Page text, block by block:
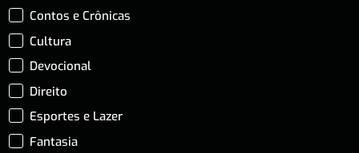
Contos e Crônicas
Cultura
Devocional
Direito
Esportes e Lazer
Fantasia